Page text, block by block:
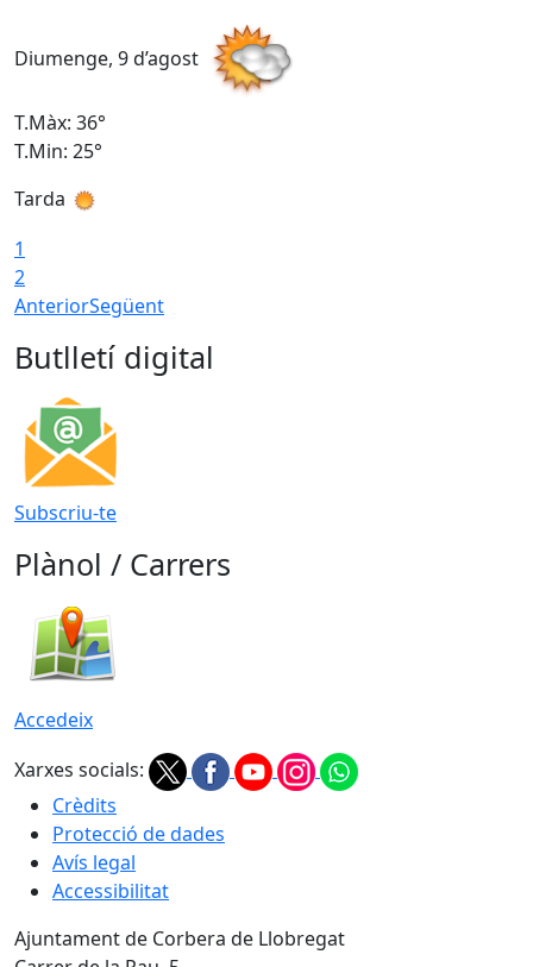
Diumenge, 9 d’agost
T.Màx: 36°
T.Min: 25°
Tarda
1
2
AnteriorSegüent
Butlletí digital
Subscriu-te
Plànol / Carrers
Accedeix
Xarxes socials:
Crèdits
Protecció de dades
Avís legal
Accessibilitat
Ajuntament de Corbera de Llobregat